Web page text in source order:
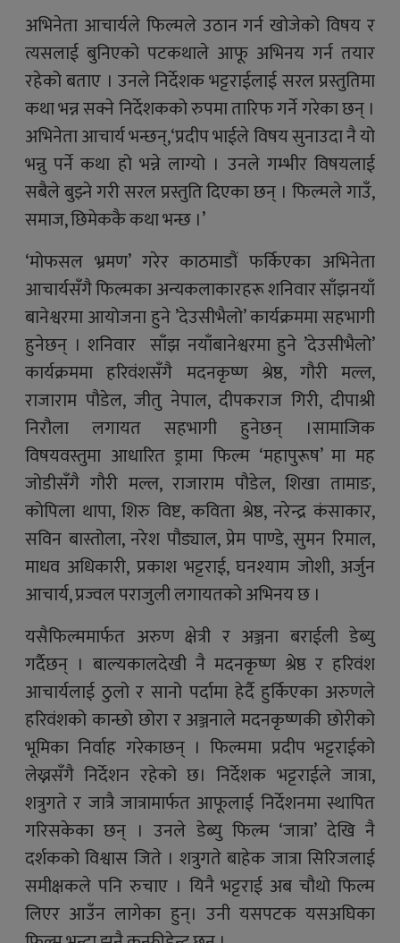
अभिनेता आचार्यले फिल्मले उठान गर्न खोजेको विषय र
त्यसलाई बुनिएको पटकथाले आफू अभिनय गर्न तयार
रहेको बताए । उनले निर्देशक भट्टराईलाई सरल प्रस्तुतिमा
कथा भन्न सक्ने निर्देशकको रुपमा तारिफ गर्ने गरेका छन् ।
अभिनेता आचार्य भन्छन्,‘प्रदीप भाईले विषय सुनाउदा नै यो
भन्नु पर्ने कथा हो भन्ने लाग्यो । उनले गम्भीर विषयलाई
सबैले बुझ्ने गरी सरल प्रस्तुति दिएका छन् । फिल्मले गाउँ,
समाज, छिमेककै कथा भन्छ ।’
‘मोफसल भ्रमण’ गरेर काठमाडौं फर्किएका अभिनेता
आचार्यसँगै फिल्मका अन्यकलाकारहरू शनिवार साँझनयाँ
बानेश्वरमा आयोजना हुने ’देउसीभैलो’ कार्यक्रममा सहभागी
हुनेछन् । शनिवार साँझ नयाँबानेश्वरमा हुने ’देउसीभैलो’
कार्यक्रममा हरिवंशसँगै मदनकृष्ण श्रेष्ठ, गौरी मल्ल,
राजाराम पौडेल, जीतु नेपाल, दीपकराज गिरी, दीपाश्री
निरौला लगायत सहभागी हुनेछन् ।सामाजिक
विषयवस्तुमा आधारित ड्रामा फिल्म ‘महापुरूष’ मा मह
जोडीसँगै गौरी मल्ल, राजाराम पौडेल, शिखा तामाङ,
कोपिला थापा, शिरु विष्ट, कविता श्रेष्ठ, नरेन्द्र कंसाकार,
सविन बास्तोला, नरेश पौड्याल, प्रेम पाण्डे, सुमन रिमाल,
माधव अधिकारी, प्रकाश भट्टराई, घनश्याम जोशी, अर्जुन
आचार्य, प्रज्वल पराजुली लगायतको अभिनय छ ।
यसैफिल्ममार्फत अरुण क्षेत्री र अञ्जना बराईली डेब्यु
गर्दैछन् । बाल्यकालदेखी नै मदनकृष्ण श्रेष्ठ र हरिवंश
आचार्यलाई ठुलो र सानो पर्दामा हेर्दै हुर्किएका अरुणले
हरिवंशको कान्छो छोरा र अञ्जनाले मदनकृष्णकी छोरीको
भूमिका निर्वाह गरेकाछन् । फिल्ममा प्रदीप भट्टराईको
लेख्नसँगै निर्देशन रहेको छ। निर्देशक भट्टराईले जात्रा,
शत्रुगते र जात्रै जात्रामार्फत आफूलाई निर्देशनमा स्थापित
गरिसकेका छन् । उनले डेब्यु फिल्म ‘जात्रा’ देखि नै
दर्शकको विश्वास जिते । शत्रुगते बाहेक जात्रा सिरिजलाई
समीक्षकले पनि रुचाए । यिनै भट्टराई अब चौथो फिल्म
लिएर आउँन लागेका हुन्। उनी यसपटक यसअघिका